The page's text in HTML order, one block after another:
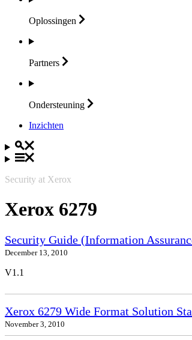
Oplossingen
Partners
Ondersteuning
Inzichten
Security at Xerox
Xerox 6279
Security Guide (Information
December 13, 2010
V1.1
Xerox 6279 Wide Format Solution
November 3, 2010